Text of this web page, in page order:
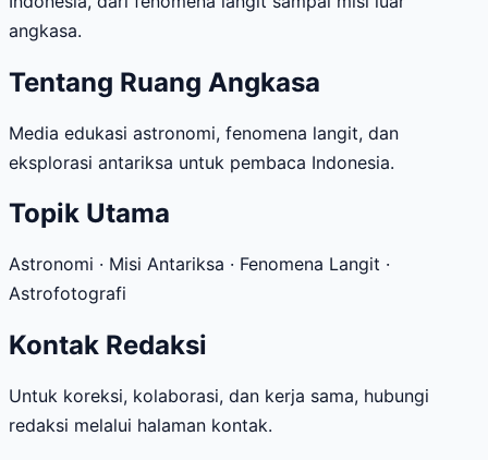
angkasa.
Tentang Ruang Angkasa
Media edukasi astronomi, fenomena langit, dan
eksplorasi antariksa untuk pembaca Indonesia.
Topik Utama
Astronomi · Misi Antariksa · Fenomena Langit ·
Astrofotografi
Kontak Redaksi
Untuk koreksi, kolaborasi, dan kerja sama, hubungi
redaksi melalui halaman kontak.